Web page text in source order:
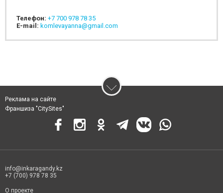
Телефон: +7 700 978 78 35
E-mail: komlevayanna@gmail.com
Реклама на сайте
Франшиза "CitySites"
info@inkaragandy.kz
+7 (700) 978 78 35
О проекте